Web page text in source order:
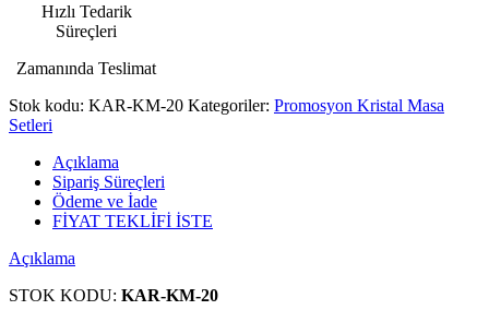
Hızlı Tedarik
Süreçleri
Zamanında Teslimat
Stok kodu: KAR-KM-20 Kategoriler: Promosyon Kristal Masa
Setleri
Açıklama
Sipariş Süreçleri
Ödeme ve İade
FİYAT TEKLİFİ İSTE
Açıklama
STOK KODU: KAR-KM-20